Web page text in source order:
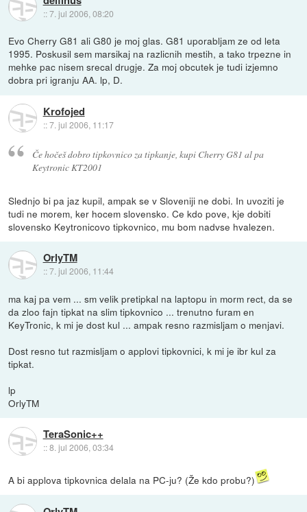
::7. jul 2006, 08:20
Evo Cherry G81 ali G80 je moj glas. G81 uporabljam ze od leta
1995. Poskusil sem marsikaj na razlicnih mestih, a tako trpezne in
mehke pac nisem srecal drugje. Za moj obcutek je tudi izjemno
dobra pri igranju AA. lp, D.
Krofojed
::7. jul 2006, 11:17
Če hočeš dobro tipkovnico za tipkanje, kupi Cherry G81 al pa
Keytronic KT2001
Slednjo bi pa jaz kupil, ampak se v Sloveniji ne dobi. In uvoziti je
tudi ne morem, ker hocem slovensko. Ce kdo pove, kje dobiti
slovensko Keytronicovo tipkovnico, mu bom nadvse hvalezen.
OrlyTM
::7. jul 2006, 11:44
ma kaj pa vem ... sm velik pretipkal na laptopu in morm rect, da se
da zloo fajn tipkat na slim tipkovnico ... trenutno furam en
KeyTronic, k mi je dost kul ... ampak resno razmisljam o menjavi.
Dost resno tut razmisljam o applovi tipkovnici, k mi je ibr kul za
tipkat.
lp
OrlyTM
TeraSonic++
::8. jul 2006, 03:34
A bi applova tipkovnica delala na PC-ju? (Že kdo probu?)